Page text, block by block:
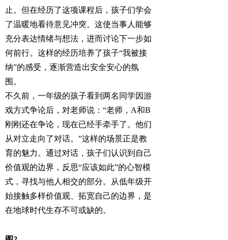
止。但在经历了这项课程后，孩子们学会
了温暖地看待意见冲突。这使当事人能够
充分表达情绪与想法，进而讨论下一步如
何前行。这样的经历培养了孩子“我被接
纳”的感受，逐渐营造出安全安心的氛
围。
不久前，一年级的孩子看到两名同学因游
戏方式争论后，对老师说：“老师，A和B
刚刚还在争论，现在已经手牵手了。他们
从对立走向了对话。”这样的场景正是教
育的魅力。通过对话，孩子们认识到自己
价值观的边界，反思“应该如此”的心智模
式，寻找与他人相交的部分。从低年级开
始接触多样价值观、拓宽自己的边界，是
在地球时代生存不可或缺的。